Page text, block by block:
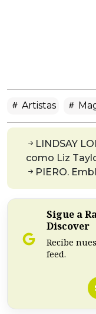
Artistas
LINDSAY
como Liz
PIERO.
Sigue a
Discover
Recibe
feed.